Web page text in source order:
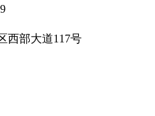
西部大道117号